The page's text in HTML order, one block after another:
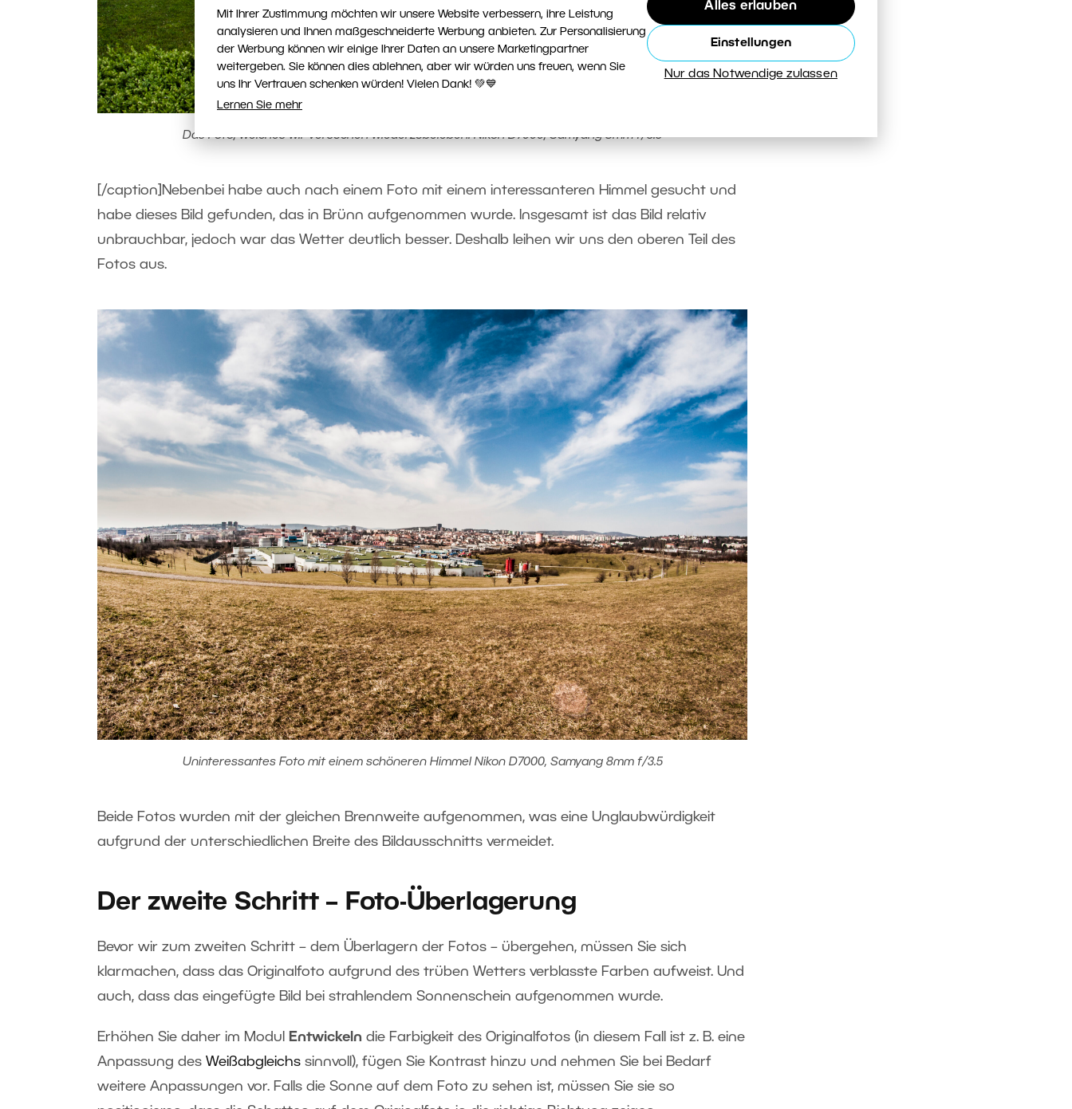
Mit Ihrer Zustimmung möchten wir unsere Website verbessern, ihre Leistung
analysieren und Ihnen maßgeschneiderte Werbung anbieten. Zur Personalisierung
der Werbung können wir einige Ihrer Daten an unsere Marketingpartner
weitergeben. Sie können dies ablehnen, aber wir würden uns freuen, wenn Sie
uns Ihr Vertrauen schenken würden! Vielen Dank! 💚💙
Lernen Sie mehr
Alles erlauben
Einstellungen
Nur das Notwendige zulassen
Das Foto, welches wir versuchen wiederzubeleben. Nikon D7000, Samyang 8mm f/3.5
[/caption] Nebenbei habe auch nach einem Foto mit einem interessanteren Himmel gesucht und
habe dieses Bild gefunden, das in Brünn aufgenommen wurde. Insgesamt ist das Bild relativ
unbrauchbar, jedoch war das Wetter deutlich besser. Deshalb leihen wir uns den oberen Teil des
Fotos aus.
Uninteressantes Foto mit einem schöneren Himmel Nikon D7000, Samyang 8mm f/3.5
Beide Fotos wurden mit der gleichen Brennweite aufgenommen, was eine Unglaubwürdigkeit
aufgrund der unterschiedlichen Breite des Bildausschnitts vermeidet.
Der zweite Schritt – Foto-Überlagerung
Bevor wir zum zweiten Schritt – dem Überlagern der Fotos – übergehen, müssen Sie sich
klarmachen, dass das Originalfoto aufgrund des trüben Wetters verblasste Farben aufweist. Und
auch, dass das eingefügte Bild bei strahlendem Sonnenschein aufgenommen wurde.
Erhöhen Sie daher im Modul Entwickeln die Farbigkeit des Originalfotos (in diesem Fall ist z. B. eine
Anpassung des Weißabgleichs sinnvoll), fügen Sie Kontrast hinzu und nehmen Sie bei Bedarf
weitere Anpassungen vor. Falls die Sonne auf dem Foto zu sehen ist, müssen Sie sie so